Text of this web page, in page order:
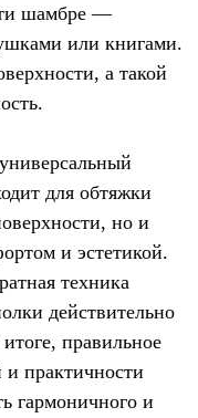
шамбре —
или книгами.
а такой
для обтяжки
но и
и эстетикой.
техника
действительно
правильное
практичности
гармоничного и